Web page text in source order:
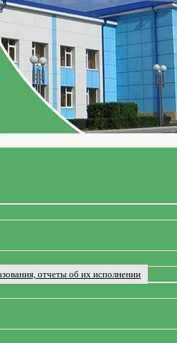
отчеты об их исполнении